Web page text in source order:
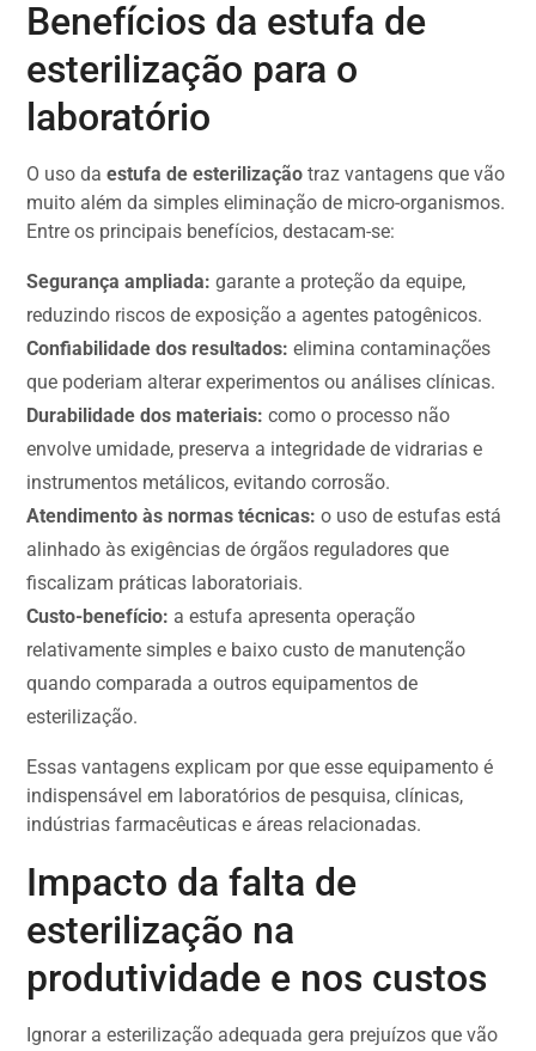
Benefícios da estufa de
esterilização para o
laboratório
O uso daestufa de esterilização traz vantagens que vão
muito além da simples eliminação de micro-organismos.
Entre os principais benefícios, destacam-se:
Segurança ampliada: garante a proteção da equipe,
reduzindo riscos de exposição a agentes patogênicos.
Confiabilidade dos resultados: elimina contaminações
que poderiam alterar experimentos ou análises clínicas.
Durabilidade dos materiais: como o processo não
envolve umidade, preserva a integridade de vidrarias e
instrumentos metálicos, evitando corrosão.
Atendimento às normas técnicas: o uso de estufas está
alinhado às exigências de órgãos reguladores que
fiscalizam práticas laboratoriais.
Custo-benefício: a estufa apresenta operação
relativamente simples e baixo custo de manutenção
quando comparada a outros equipamentos de
esterilização.
Essas vantagens explicam por que esse equipamento é
indispensável em laboratórios de pesquisa, clínicas,
indústrias farmacêuticas e áreas relacionadas.
Impacto da falta de
esterilização na
produtividade e nos custos
Ignorar a esterilização adequada gera prejuízos que vão